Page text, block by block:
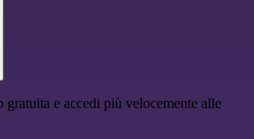
gratuita e accedi più velocemente alle